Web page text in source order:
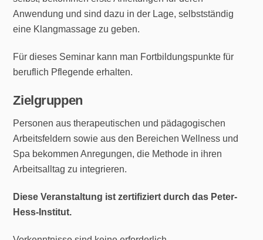
Anwendung und sind dazu in der Lage, selbstständig
eine Klangmassage zu geben.
Für dieses Seminar kann man Fort­bil­dungs­punkte für
beruf­lich Pfle­gende erhalten.
Zielgruppen
Personen aus therapeutischen und pädagogischen
Arbeitsfeldern sowie aus den Bereichen Wellness und
Spa bekommen Anregungen, die Methode in ihren
Arbeitsalltag zu integrieren.
Diese Veranstaltung ist zertifiziert durch das Peter-
Hess-Institut.